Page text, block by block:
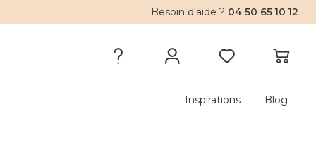
Besoin d'aide ? 04 50 65 10 12
Inspirations Blog